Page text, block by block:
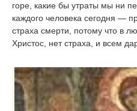
горе, какие бы утраты мы ни
каждого человека сегодня —
страха смерти, потому что в
Христос, нет страха, и всем